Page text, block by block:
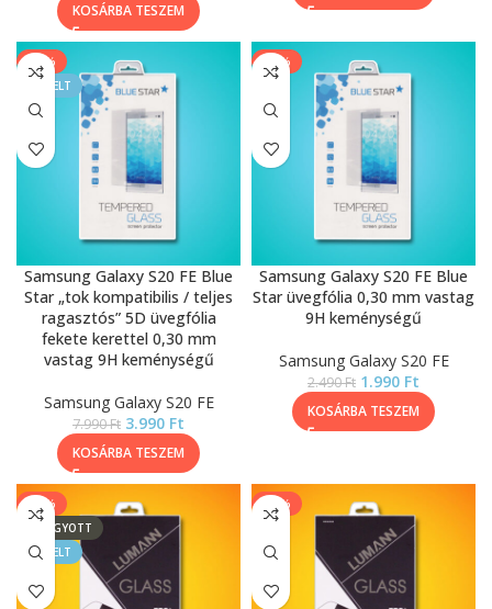
KOSÁRBA TESZEM
-50%
KIEMELT
Samsung Galaxy S20 FE Blue
Star „tok kompatibilis / teljes
ragasztós” 5D üvegfólia
fekete kerettel 0,30 mm
vastag 9H keménységű
Samsung Galaxy S20 FE
7.990Ft 3.990 Ft
KOSÁRBA TESZEM
-20%
Samsung Galaxy S20 FE Blue
Star üvegfólia 0,30 mm vastag
9H keménységű
Samsung Galaxy S20 FE
2.490Ft 1.990 Ft
KOSÁRBA TESZEM
-33%
ELFOGYOTT
KIEMELT
-17%